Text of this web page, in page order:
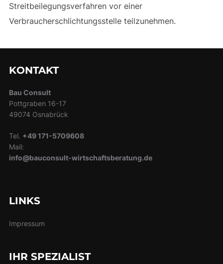
Streitbeilegungsverfahren vor einer
Verbraucherschlichtungsstelle teilzunehmen.
KONTAKT
Bau Consult
Pottgraben 16-17
49074 Osnabrück
Tel. +49 171-5709608
Mail:
info@bauconsult-wirtschaftsberatung.de
LINKS
Impressum
IHR SPEZIALIST